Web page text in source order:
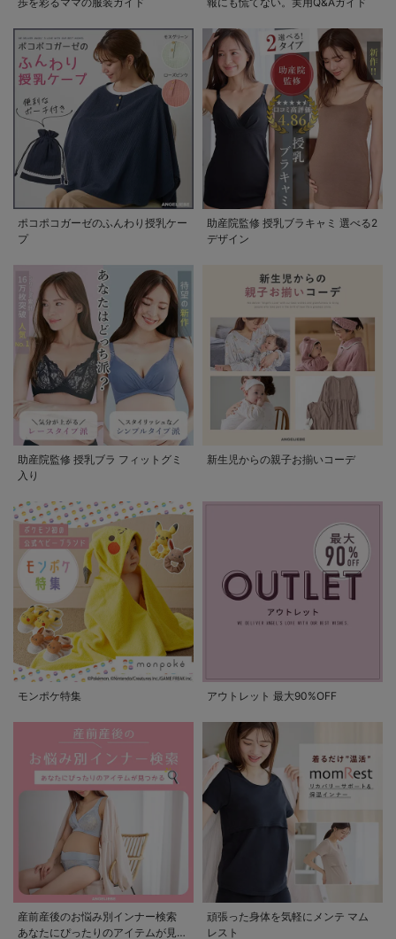
ポコポコガーゼのふんわり授乳ケー
プ
助産院監修 授乳ブラキャミ 選べる2
デザイン
助産院監修 授乳ブラ フィットグミ
入り
新生児からの親子お揃いコーデ
モンポケ特集 アウトレット 最大90%OFF
産前産後のお悩み別インナー検索
あなたにぴったりのアイテムが見つ
頑張った身体を気軽にメンテ マム
レスト